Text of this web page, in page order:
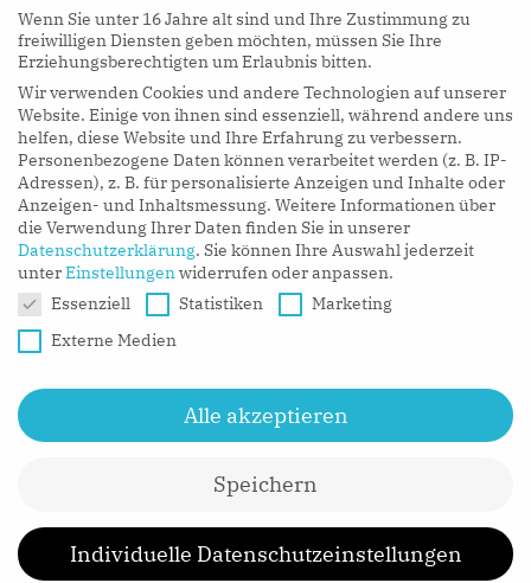
hy Podcasts
LISTEN NOW
CONTACT MEDIA
IMPRESSUM
DATENSCHUTZ
Wenn Sie unter 16 Jahre alt sind und Ihre Zustimmung zu
freiwilligen Diensten geben möchten, müssen Sie Ihre
Erziehungsberechtigten um Erlaubnis bitten.
Wir verwenden Cookies und andere Technologien auf unserer
Website. Einige von ihnen sind essenziell, während andere uns
helfen, diese Website und Ihre Erfahrung zu verbessern.
Personenbezogene Daten können verarbeitet werden (z. B. IP-
Adressen), z. B. für personalisierte Anzeigen und Inhalte oder
Anzeigen- und Inhaltsmessung. Weitere Informationen über
die Verwendung Ihrer Daten finden Sie in unserer
Datenschutzerklärung. Sie können Ihre Auswahl jederzeit
unterEinstellungenwiderrufen oder anpassen.
Datenschutzeinstellungen
Essenziell Statistiken
Marketing
Externe Medien
Alle akzeptieren
Speichern
Individuelle Datenschutzeinstellungen